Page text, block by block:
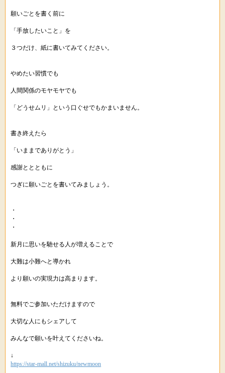
願いごとを書く前に
「手放したいこと」を
３つだけ、紙に書いてみてください。
やめたい習慣でも
人間関係のモヤモヤでも
「どうせムリ」という口ぐせでもかまいません。
書き終えたら
「いままでありがとう」
感謝ととともに
つぎに願いごとを書いてみましょう。
・
・
・
新月に思いを馳せる人が増えることで
大難は小難へと導かれ
より願いの実現力は高まります。
無料でご参加いただけますので
大切な人にもシェアして
みんなで願いを叶えてくださいね。
↓
https://star-mall.net/shizuku/newmoon